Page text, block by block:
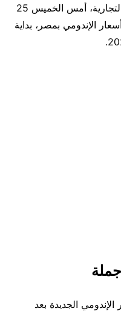
المواد الغذائية بالاتحاد العام للغرف التجارية، أمس الخميس 25
أسعار الإندومي بمصر، بداية
الجديدة بعد